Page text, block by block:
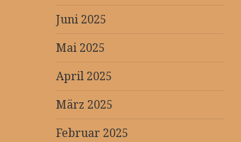
Juni 2025
Mai 2025
April 2025
März 2025
Februar 2025